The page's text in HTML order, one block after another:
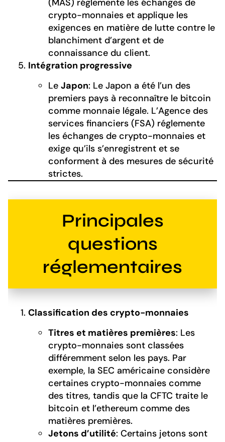
(MAS) réglemente les échanges de
crypto-monnaies et applique les
exigences en matière de lutte contre le
blanchiment d’argent et de
connaissance du client.
Intégration progressive
Le Japon: Le Japon a été l’un des
premiers pays à reconnaître le bitcoin
comme monnaie légale. L’Agence des
services financiers (FSA) réglemente
les échanges de crypto-monnaies et
exige qu’ils s’enregistrent et se
conforment à des mesures de sécurité
strictes.
Principales
questions
réglementaires
Classification des crypto-monnaies
Titres et matières premières: Les
crypto-monnaies sont classées
différemment selon les pays. Par
exemple, la SEC américaine considère
certaines crypto-monnaies comme
des titres, tandis que la CFTC traite le
bitcoin et l’ethereum comme des
matières premières.
Jetons d’utilité: Certains jetons sont